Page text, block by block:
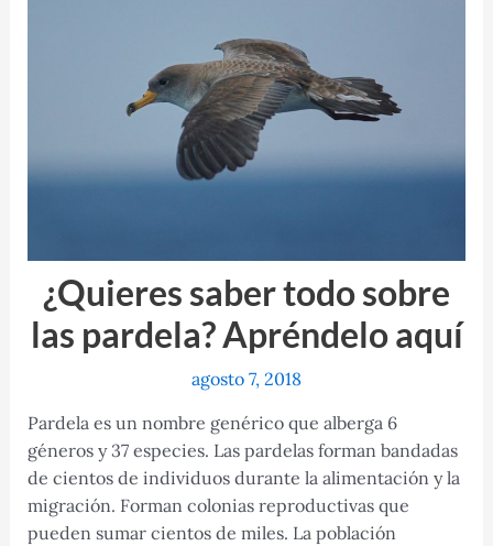
¿Quieres saber todo sobre
las pardela? Apréndelo aquí
agosto 7, 2018
Pardela es un nombre genérico que alberga 6
géneros y 37 especies. Las pardelas forman bandadas
de cientos de individuos durante la alimentación y la
migración. Forman colonias reproductivas que
pueden sumar cientos de miles. La población